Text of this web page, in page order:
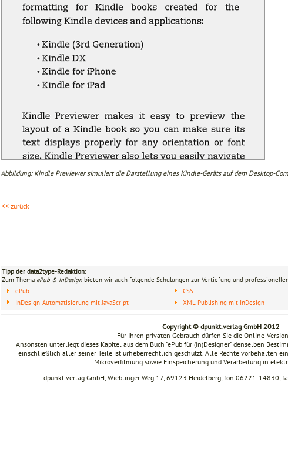
Abbildung: Kindle Previewer simuliert die Darstellung eines Kindle-Geräts auf dem Desktop-
<< zurück
Tipp der data2type-Redaktion:
Zum Thema ePub & InDesign bieten wir auch folgende Schulungen zur Vertiefung und
ePub
InDesign-Automatisierung mit JavaScript
CSS
XML-Publishing mit InDesign
Copyright © dpunkt.verlag GmbH 2012
Für Ihren privaten Gebrauch dürfen Sie die Online-
Ansonsten unterliegt dieses Kapitel aus dem Buch "ePub für (In)Designer" denselben
einschließlich aller seiner Teile ist urheberrechtlich geschützt. Alle Rechte vorbehalten
Mikroverfilmung sowie Einspeicherung und Verarbeitung in
dpunkt.verlag GmbH, Wieblinger Weg 17, 69123 Heidelberg, fon 06221-14830,